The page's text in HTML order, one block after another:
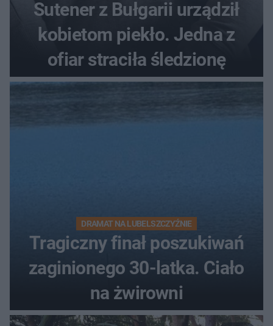
Sutener z Bułgarii urządził
kobietom piekło. Jedna z
ofiar straciła śledzionę
DRAMAT NA LUBELSZCZYŹNIE
Tragiczny finał poszukiwań
zaginionego 30-latka. Ciało
na żwirowni